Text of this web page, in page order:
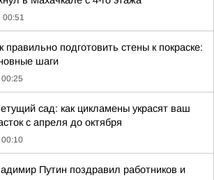
00:51
правильно подготовить стены к покраске:
шаги
00:25
сад: как цикламены украсят ваш
с апреля до октября
00:10
Путин поздравил работников и